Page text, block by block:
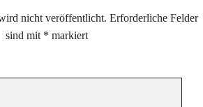
nicht veröffentlicht. Erforderliche Felder
sind mit * markiert